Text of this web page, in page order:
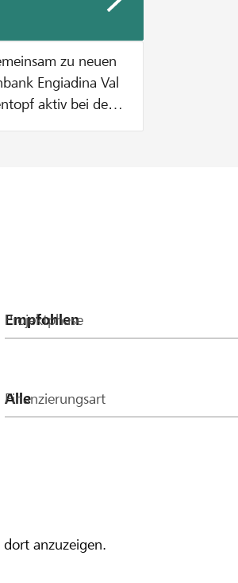
zu neuen
aktiv bei der
der
1000 pro Projekt
von CHF 400
Projektphase
Finanzierungsart
dort anzuzeigen.